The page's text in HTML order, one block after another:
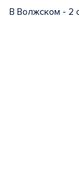
В Волжском - 2